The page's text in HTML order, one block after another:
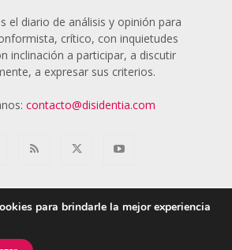
el diario de análisis y opinión para
crítico, con inquietudes
inclinación a participar, a discutir
a expresar sus criterios.
contacto@disidentia.com
para brindarle la mejor experiencia